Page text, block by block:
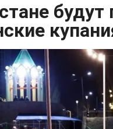
будут